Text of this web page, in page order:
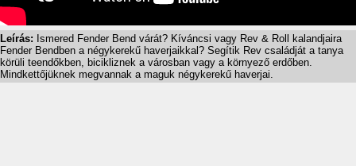
Leírás: Ismered Fender Bend várát? Kíváncsi vagy Rev & Roll kalandjaira
Fender Bendben a négykerekű haverjaikkal? Segítik Rev családját a tanya
körüli teendőkben, bicikliznek a városban vagy a környező erdőben.
Mindkettőjüknek megvannak a maguk négykerekű haverjai.